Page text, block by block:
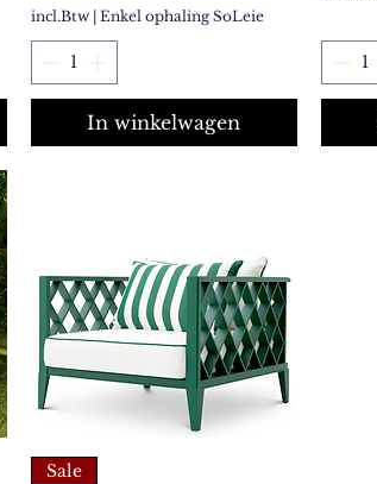
incl.Btw | Enkel ophaling SoLeie
In winkelwagen
Sale